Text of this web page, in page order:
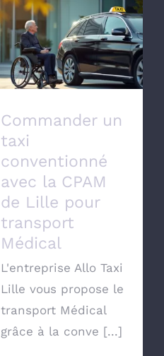
Commander un taxi
conventionné avec la
CPAM de Lille pour
transport Médical
Commander un
taxi
conventionné
avec la CPAM
de Lille pour
transport
Médical
L'entreprise Allo Taxi
Lille vous propose le
transport Médical
grâce à la conve [...]